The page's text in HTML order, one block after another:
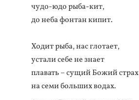
чудо-юдо рыба-кит,
до неба фонтан кипит.
Ходит рыба, нас глотает,
устали себе не знает
плавать – сущий Божий страх
на семи больших водах.